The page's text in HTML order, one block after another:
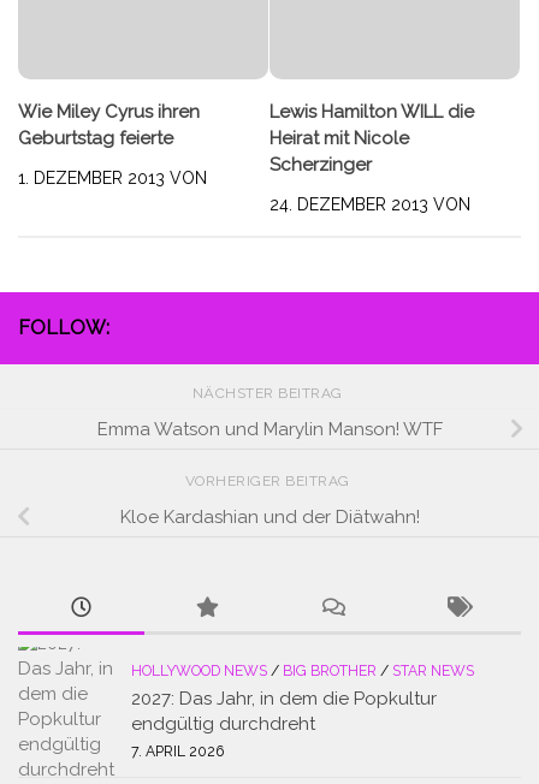
Wie Miley Cyrus ihren
Geburtstag feierte
1. DEZEMBER 2013 VON
Lewis Hamilton WILL die
Heirat mit Nicole
Scherzinger
24. DEZEMBER 2013 VON
FOLLOW:
NÄCHSTER BEITRAG
Emma Watson und Marylin Manson! WTF
VORHERIGER BEITRAG
Kloe Kardashian und der Diätwahn!
HOLLYWOOD NEWS / BIG BROTHER / STAR NEWS
2027: Das Jahr, in dem die Popkultur
endgültig durchdreht
7. APRIL 2026